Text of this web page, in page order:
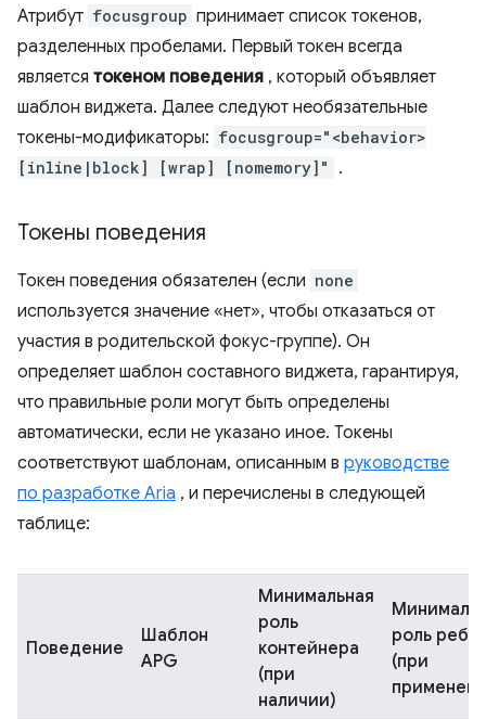
Атрибут focusgroup принимает список токенов,
разделенных пробелами. Первый токен всегда
является токеном поведения , который объявляет
шаблон виджета. Далее следуют необязательные
токены-модификаторы: focusgroup="<behavior>
[inline|block] [wrap] [nomemory]"
.
Токены поведения
Токен поведения обязателен (если none
используется значение «нет», чтобы отказаться от
участия в родительской фокус-группе). Он
определяет шаблон составного виджета, гарантируя,
что правильные роли могут быть определены
автоматически, если не указано иное. Токены
соответствуют шаблонам, описанным в руководстве
по разработке Aria , и перечислены в следующей
таблице:
Поведение
Шаблон
APG
Минимальная
роль
контейнера
(при
наличии)
роль
(при